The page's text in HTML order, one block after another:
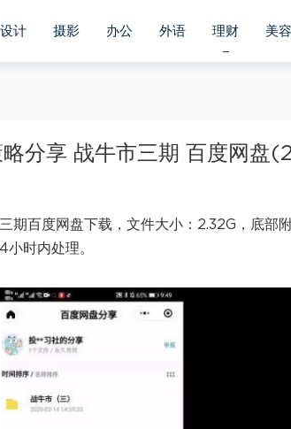
设计 摄影 办公 外语 理财 美容
略分享 战牛市三期 百度网盘
期百度网盘下载，文件大小：2.32G，底部
时内处理。